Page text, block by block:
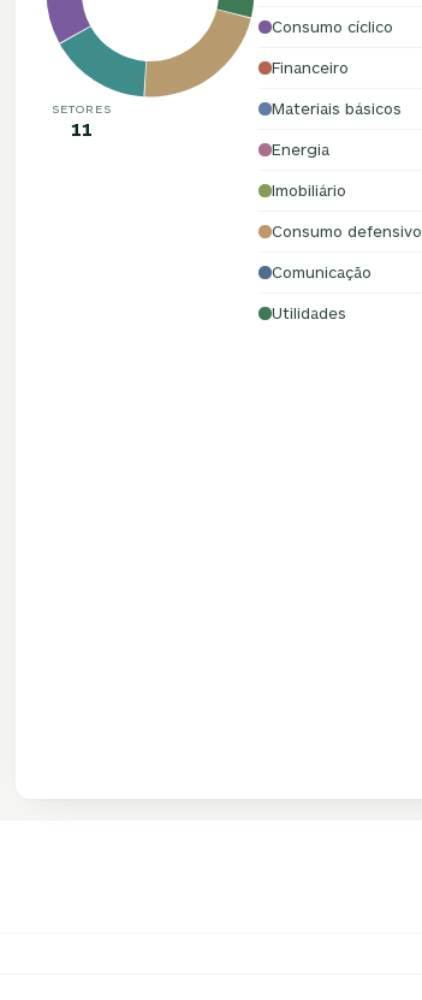
SETORES
11
Consumo cíclico
Financeiro
Materiais básicos
Energia
Imobiliário
Consumo defensivo
Comunicação
Utilidades